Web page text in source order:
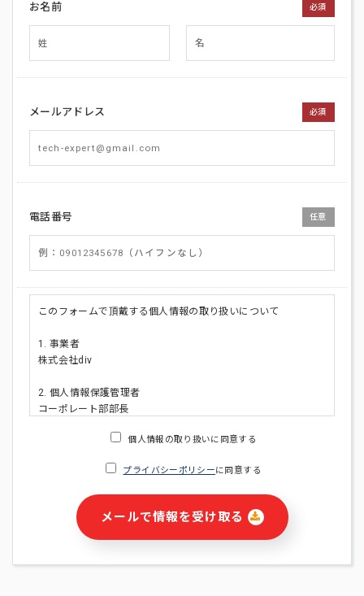
お名前 必須
メールアドレス 必須
電話番号 任意
このフォームで頂戴する個人情報の取り扱いについて
1. 事業者
株式会社div
2. 個人情報保護管理者
コーポレート部部長
・ご請求された資料の送付のため
・本サービス及び本サービスに関連する情報(当社及び第三者の
サービス又は商品等の広告配信・宣伝を含みますが、それらに
個人情報の取り扱いに同意する
プライバシーポリシーに同意する
メールで情報を受け取る